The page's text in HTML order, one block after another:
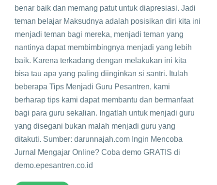
benar baik dan memang patut untuk diapresiasi. Jadi
teman belajar Maksudnya adalah posisikan diri kita ini
menjadi teman bagi mereka, menjadi teman yang
nantinya dapat membimbingnya menjadi yang lebih
baik. Karena terkadang dengan melakukan ini kita
bisa tau apa yang paling diinginkan si santri. Itulah
beberapa Tips Menjadi Guru Pesantren, kami
berharap tips kami dapat membantu dan bermanfaat
bagi para guru sekalian. Ingatlah untuk menjadi guru
yang disegani bukan malah menjadi guru yang
ditakuti. Sumber: darunnajah.com Ingin Mencoba
Jurnal Mengajar Online? Coba demo GRATIS di
demo.epesantren.co.id